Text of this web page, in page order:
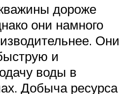
дороже
они намного
Они
и
воды в
Добыча ресурса